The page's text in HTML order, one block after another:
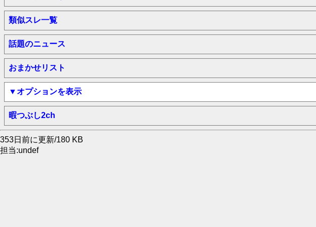
類似スレ一覧
話題のニュース
おまかせリスト
▼オプションを表示
暇つぶし2ch
353日前に更新/180 KB
担当:undef